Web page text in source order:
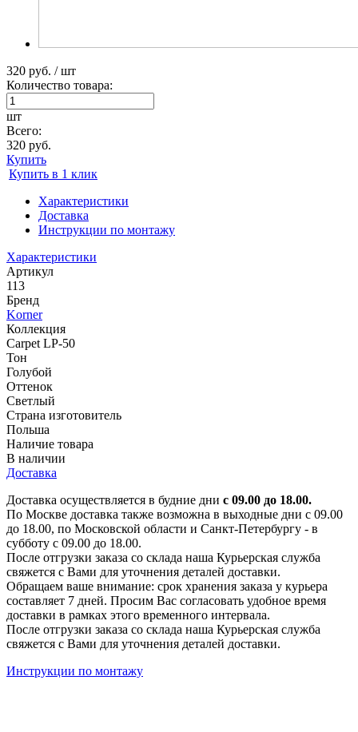
320 руб. / шт
Количество товара:
шт
Всего:
320 руб.
Купить
Купить в 1 клик
Характеристики
Доставка
Инструкции по монтажу
Характеристики
Артикул
113
Бренд
Korner
Коллекция
Carpet LP-50
Тон
Голубой
Оттенок
Светлый
Страна изготовитель
Польша
Наличие товара
В наличии
Доставка
Доставка осуществляется в будние дни с 09.00 до 18.00.
По Москве доставка также возможна в выходные дни с 09.00
до 18.00, по Московской области и Санкт-Петербургу - в
субботу с 09.00 до 18.00.
После отгрузки заказа со склада наша Курьерская служба
свяжется с Вами для уточнения деталей доставки.
Обращаем ваше внимание: срок хранения заказа у курьера
составляет 7 дней. Просим Вас согласовать удобное время
доставки в рамках этого временного интервала.
После отгрузки заказа со склада наша Курьерская служба
свяжется с Вами для уточнения деталей доставки.
Инструкции по монтажу